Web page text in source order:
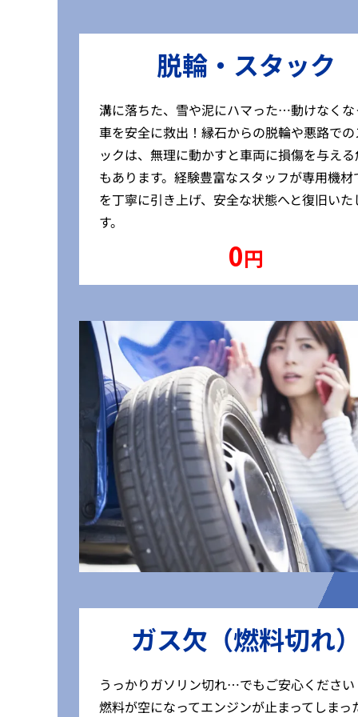
脱輪・スタック
溝に落ちた、雪や泥にハマった…動けなくな
車を安全に救出！縁石からの脱輪や悪路で
ックは、無理に動かすと車両に損傷を与え
もあります。経験豊富なスタッフが専用機材
を丁寧に引き上げ、安全な状態へと復旧いた
す。
0円
ガス欠（燃料切れ
うっかりガソリン切れ…でもご安心ください
燃料が空になってエンジンが止まってしまっ